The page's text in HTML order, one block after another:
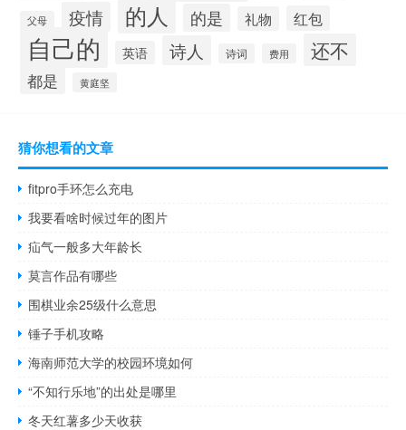
父母 疫情 的人 的是 礼物 红包
自己的 英语 诗人 诗词 费用 还不
都是 黄庭坚
猜你想看的文章
fitpro手环怎么充电
我要看啥时候过年的图片
疝气一般多大年龄长
莫言作品有哪些
围棋业余25级什么意思
锤子手机攻略
海南师范大学的校园环境如何
“不知行乐地”的出处是哪里
冬天红薯多少天收获